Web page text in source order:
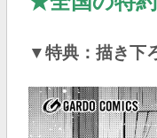
▼特典：描き下